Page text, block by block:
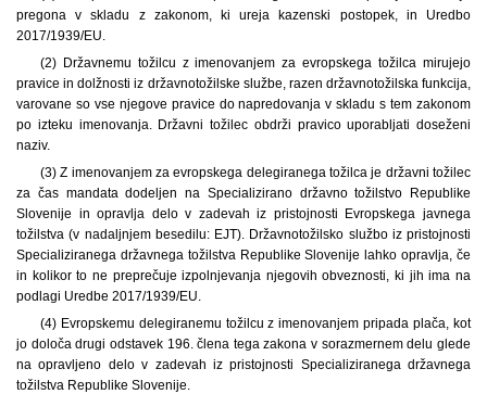
pregona v skladu z zakonom, ki ureja kazenski postopek, in Uredbo
2017/1939/EU.
(2) Državnemu tožilcu z imenovanjem za evropskega tožilca mirujejo
pravice in dolžnosti iz državnotožilske službe, razen državnotožilska funkcija,
varovane so vse njegove pravice do napredovanja v skladu s tem zakonom
po izteku imenovanja. Državni tožilec obdrži pravico uporabljati doseženi
naziv.
(3) Z imenovanjem za evropskega delegiranega tožilca je državni tožilec
za čas mandata dodeljen na Specializirano državno tožilstvo Republike
Slovenije in opravlja delo v zadevah iz pristojnosti Evropskega javnega
tožilstva (v nadaljnjem besedilu: EJT). Državnotožilsko službo iz pristojnosti
Specializiranega državnega tožilstva Republike Slovenije lahko opravlja, če
in kolikor to ne preprečuje izpolnjevanja njegovih obveznosti, ki jih ima na
podlagi Uredbe 2017/1939/EU.
(4) Evropskemu delegiranemu tožilcu z imenovanjem pripada plača, kot
jo določa drugi odstavek 196. člena tega zakona v sorazmernem delu glede
na opravljeno delo v zadevah iz pristojnosti Specializiranega državnega
tožilstva Republike Slovenije.